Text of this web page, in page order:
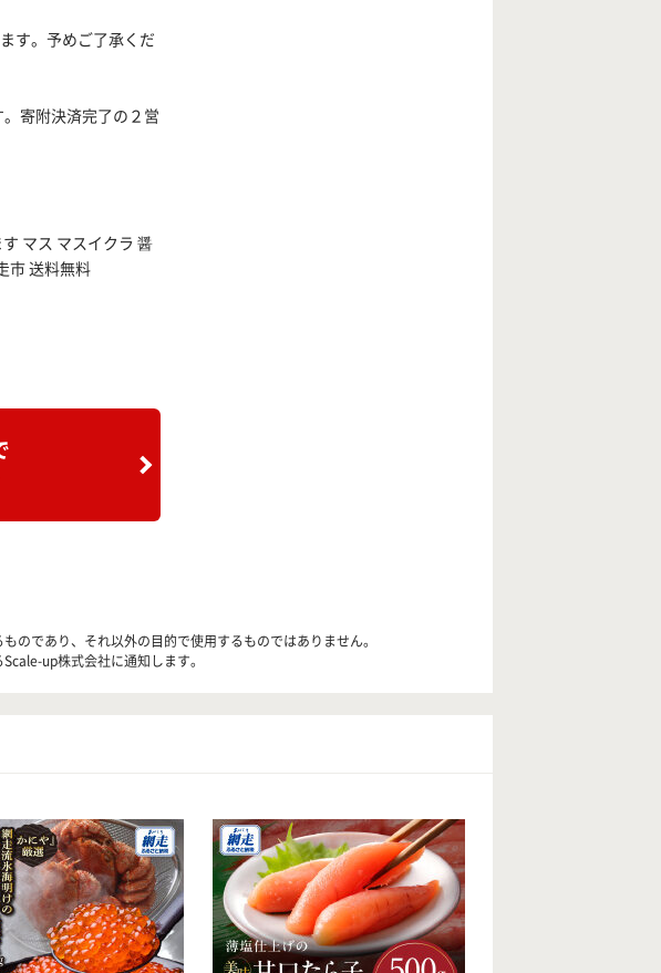
す。予めご了承くだ
寄附決済完了の２営
マス マスイクラ 醤
市 送料無料
であり、それ以外の目的で使用するものではありません。
up株式会社に通知します。